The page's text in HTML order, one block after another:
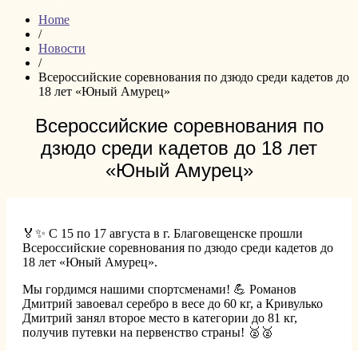
Home
/
Новости
/
Всероссийские соревнования по дзюдо среди кадетов до
18 лет «Юный Амурец»
Всероссийские соревнования по
дзюдо среди кадетов до 18 лет
«Юный Амурец»
🏅✨ С 15 по 17 августа в г. Благовещенске прошли
Всероссийские соревнования по дзюдо среди кадетов до
18 лет «Юный Амурец».
Мы гордимся нашими спортсменами! 💪 Романов
Дмитрий завоевал серебро в весе до 60 кг, а Кривулько
Дмитрий занял второе место в категории до 81 кг,
получив путевки на первенство страны! 🥈🥈